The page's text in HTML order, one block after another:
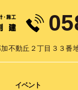
不動丘２丁目３３番
イベント